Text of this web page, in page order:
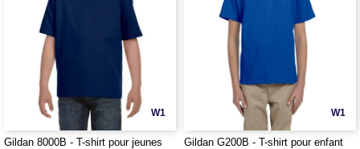
W1
Gildan 8000B - T-shirt pour jeunes
W1
Gildan G200B - T-shirt pour enfant